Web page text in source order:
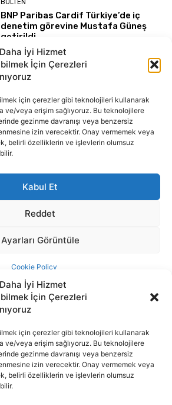
İyi Hizmet
İçin Çerezleri
için çerezler gibi teknolojileri kullanarak
ve/veya erişim sağlıyoruz. Bu teknolojilere
gezinme davranışı veya benzersiz
izin verecektir. Onay vermemek veya
belirli özelliklerin ve işlevlerin olumsuz
alan tüm haber metini, resim ve benzeri
Yayıncılık A.Ş.'ye aittir. Hiçbir şekilde
bir ortamda, kaynak gösterilse bile izin
kullanılamaz.